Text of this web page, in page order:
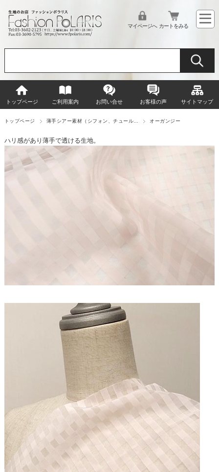
マイページへ カートをみる
トップページ ご利用案内 お問い合せ お客様の声 サイトマップ
トップページ 薄手シアー素材（シフォン、チュール… オーガンジー
ハリ感があり薄手で透ける生地。